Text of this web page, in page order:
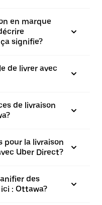
en marque
signifie?
de livrer avec
de livraison
pour la livraison
Uber Direct?
des
: Ottawa?